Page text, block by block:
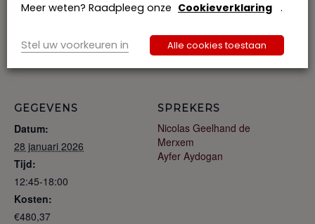
GEGEVENS
Datum:
28 januari 2026
Tijd:
12:45-18:00
Kosten:
€480,37
SPREKERS
Nicolas Geelhand de
Merxem
Ayfer Aydogan
Meer weten? Raadpleeg onze Cookieverklaring .
Stel uw voorkeuren in Alle cookies toestaan